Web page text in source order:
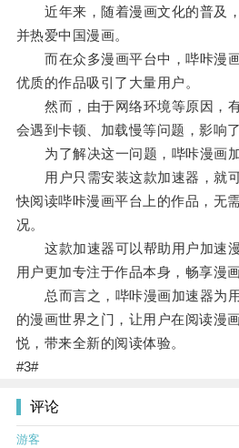
近年来，随着漫画文化的普及，
并热爱中国漫画。
而在众多漫画平台中，哔咔漫画
优质的作品吸引了大量用户。
然而，由于网络环境等原因，
会遇到卡顿、加载慢等问题，影响
为了解决这一问题，哔咔漫画加
用户只需安装这款加速器，就可
快阅读哔咔漫画平台上的作品，无
况。
这款加速器可以帮助用户加速漫
用户更加专注于作品本身，畅享漫
总而言之，哔咔漫画加速器为用
的漫画世界之门，让用户在阅读漫
悦，带来全新的阅读体验。
#3#
评论
游客